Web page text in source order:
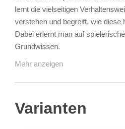
lernt die vielseitigen
verstehen und begreift, wie diese
Dabei erlernt man auf
Grundwissen.
Mehr anzeigen
Varianten